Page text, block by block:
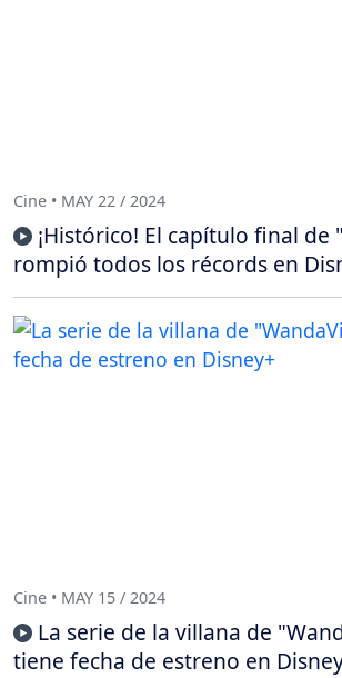
Cine • MAY 22 / 2024
¡Histórico! El capítulo final de
rompió todos los récords en
Cine • MAY 15 / 2024
La serie de la villana de
tiene fecha de estreno en